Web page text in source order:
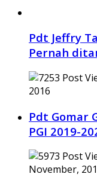
Pdt Jeffry
Pernah
2016
Pdt Gomar
PGI 2019-
November,